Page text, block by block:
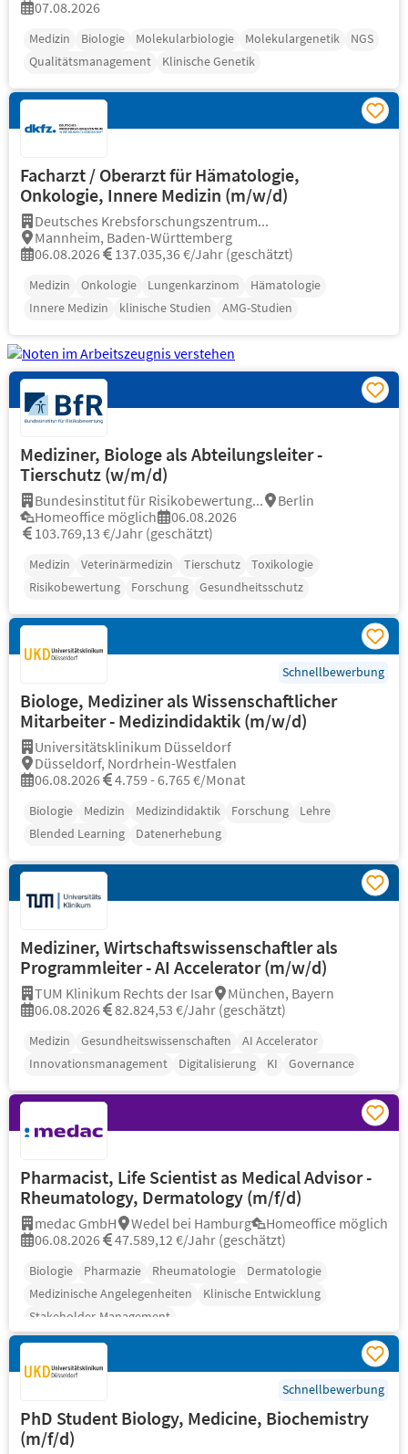
07.08.2026
Medizin Biologie Molekularbiologie Molekulargenetik
NGS
Qualitätsmanagement
Klinische Genetik
Facharzt / Oberarzt für Hämatologie,
Onkologie, Innere Medizin (m/w/d)
Deutsches Krebsforschungszentrum...
Mannheim, Baden-Württemberg
06.08.2026
137.035,36 €/Jahr (geschätzt)
Medizin Onkologie Lungenkarzinom
Hämatologie
Innere Medizin
klinische Studien AMG-Studien
Mediziner, Biologe als Abteilungsleiter -
Tierschutz (w/m/d)
Bundesinstitut für Risikobewertung...
Berlin
Homeoffice möglich
06.08.2026
103.769,13 €/Jahr (geschätzt)
Medizin Veterinärmedizin Tierschutz
Toxikologie
Risikobewertung
Forschung Gesundheitsschutz
Schnellbewerbung
Biologe, Mediziner als Wissenschaftlicher
Mitarbeiter - Medizindidaktik (m/w/d)
Universitätsklinikum Düsseldorf
Düsseldorf, Nordrhein-Westfalen
06.08.2026
4.759 - 6.765 €/Monat
Biologie Medizin Medizindidaktik Forschung
Lehre
Blended Learning
Datenerhebung
Mediziner, Wirtschaftswissenschaftler als
Programmleiter - AI Accelerator (m/w/d)
TUM Klinikum Rechts der Isar
München, Bayern
06.08.2026
82.824,53 €/Jahr (geschätzt)
Medizin Gesundheitswissenschaften
AI Accelerator
Innovationsmanagement
Digitalisierung KI Governance
Pharmacist, Life Scientist as Medical Advisor -
Rheumatology, Dermatology (m/f/d)
medac GmbH Wedel bei Hamburg
Homeoffice möglich
06.08.2026
47.589,12 €/Jahr (geschätzt)
Biologie Pharmazie Rheumatologie
Dermatologie
Medizinische Angelegenheiten
Klinische Entwicklung
Stakeholder-Management
Schnellbewerbung
PhD Student Biology, Medicine, Biochemistry
(m/f/d)